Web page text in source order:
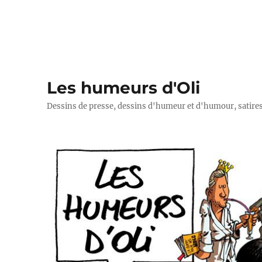
Les humeurs d'Oli
Dessins de presse, dessins d'humeur et d'humour,